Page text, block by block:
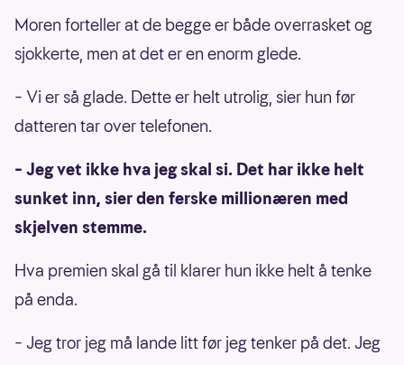
Moren forteller at de begge er både overrasket og
sjokkerte, men at det er en enorm glede.
– Vi er så glade. Dette er helt utrolig, sier hun før
datteren tar over telefonen.
– Jeg vet ikke hva jeg skal si. Det har ikke helt
sunket inn, sier den ferske millionæren med
skjelven stemme.
Hva premien skal gå til klarer hun ikke helt å tenke
på enda.
– Jeg tror jeg må lande litt før jeg tenker på det. Jeg